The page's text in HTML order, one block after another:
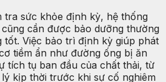
tra sức khỏe định kỳ, hệ thống
cần được bảo dưỡng thường
tốt. Việc bảo trì định kỳ giúp phát
tiềm ẩn như đường ống bị ăn
tích tụ ban đầu của chất thải, từ
kịp thời trước khi sự cố nghiêm